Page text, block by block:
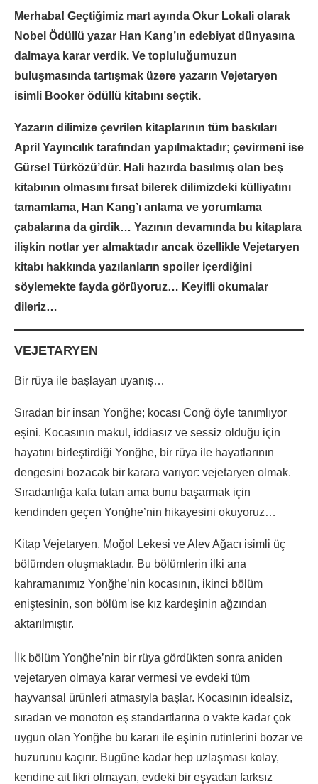
Merhaba! Geçtiğimiz mart ayında Okur Lokali olarak
Nobel Ödüllü yazar Han Kang’ın edebiyat dünyasına
dalmaya karar verdik. Ve topluluğumuzun
buluşmasında tartışmak üzere yazarın Vejetaryen
isimli Booker ödüllü kitabını seçtik.
Yazarın dilimize çevrilen kitaplarının tüm baskıları
April Yayıncılık tarafından yapılmaktadır; çevirmeni ise
Gürsel Türközü’dür. Hali hazırda basılmış olan beş
kitabının olmasını fırsat bilerek dilimizdeki külliyatını
tamamlama, Han Kang’ı anlama ve yorumlama
çabalarına da girdik… Yazının devamında bu kitaplara
ilişkin notlar yer almaktadır ancak özellikle Vejetaryen
kitabı hakkında yazılanların spoiler içerdiğini
söylemekte fayda görüyoruz… Keyifli okumalar
dileriz…
VEJETARYEN
Bir rüya ile başlayan uyanış…
Sıradan bir insan Yonğhe; kocası Conğ öyle tanımlıyor
eşini. Kocasının makul, iddiasız ve sessiz olduğu için
hayatını birleştirdiği Yonğhe, bir rüya ile hayatlarının
dengesini bozacak bir karara varıyor: vejetaryen olmak.
Sıradanlığa kafa tutan ama bunu başarmak için
kendinden geçen Yonğhe’nin hikayesini okuyoruz…
Kitap Vejetaryen, Moğol Lekesi ve Alev Ağacı isimli üç
bölümden oluşmaktadır. Bu bölümlerin ilki ana
kahramanımız Yonğhe’nin kocasının, ikinci bölüm
eniştesinin, son bölüm ise kız kardeşinin ağzından
aktarılmıştır.
İlk bölüm Yonğhe’nin bir rüya gördükten sonra aniden
vejetaryen olmaya karar vermesi ve evdeki tüm
hayvansal ürünleri atmasıyla başlar. Kocasının idealsiz,
sıradan ve monoton eş standartlarına o vakte kadar çok
uygun olan Yonğhe bu kararı ile eşinin rutinlerini bozar ve
huzurunu kaçırır. Bugüne kadar hep uzlaşması kolay,
kendine ait fikri olmayan, evdeki bir eşyadan farksız